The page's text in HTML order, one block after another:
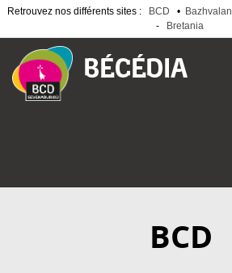
Retrouvez nos différents sites : BCD • Bazhvalan
-
Bretania
au
contenu
principal
BCD